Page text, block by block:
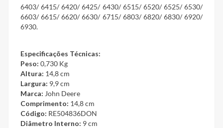
6403/ 6415/ 6420/ 6425/ 6430/ 6515/ 6520/ 6525/ 6530/
6603/ 6615/ 6620/ 6630/ 6715/ 6803/ 6820/ 6830/ 6920/
6930.
Especificações Técnicas:
Peso: 0,730 Kg
Altura: 14,8 cm
Largura: 9,9 cm
Marca: John Deere
Comprimento: 14,8 cm
Código: RE504836DON
Diâmetro Interno: 9 cm